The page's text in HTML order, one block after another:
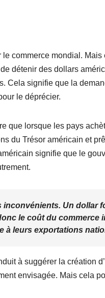
commerce mondial.
détenir des dollars
Cela signifie que la
le déprécier.
que lorsque les pays
du Trésor américain et
signifie que le
inconvénients. Un dollar
le coût du commerce
à leurs exportations
à suggérer la création
envisagée. Mais cela